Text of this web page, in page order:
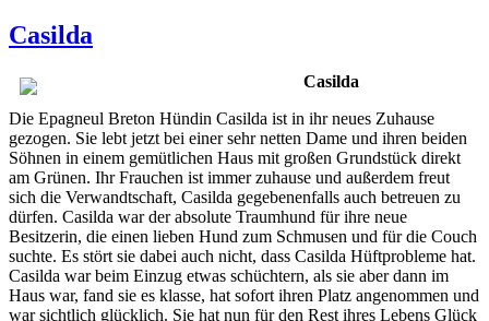
Casilda
Casilda
Die Epagneul Breton Hündin Casilda ist in ihr neues Zuhause
gezogen. Sie lebt jetzt bei einer sehr netten Dame und ihren beiden
Söhnen in einem gemütlichen Haus mit großen Grundstück direkt
am Grünen. Ihr Frauchen ist immer zuhause und außerdem freut
sich die Verwandtschaft, Casilda gegebenenfalls auch betreuen zu
dürfen. Casilda war der absolute Traumhund für ihre neue
Besitzerin, die einen lieben Hund zum Schmusen und für die Couch
suchte. Es stört sie dabei auch nicht, dass Casilda Hüftprobleme hat.
Casilda war beim Einzug etwas schüchtern, als sie aber dann im
Haus war, fand sie es klasse, hat sofort ihren Platz angenommen und
war sichtlich glücklich. Sie hat nun für den Rest ihres Lebens Glück